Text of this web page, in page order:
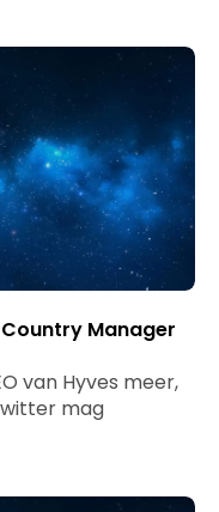
Manager
van Hyves meer,
mag